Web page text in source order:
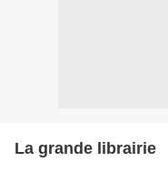
La grande librairie